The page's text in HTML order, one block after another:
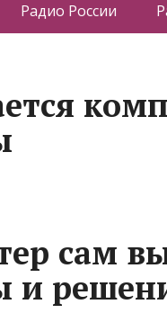
Радио России
сам
и